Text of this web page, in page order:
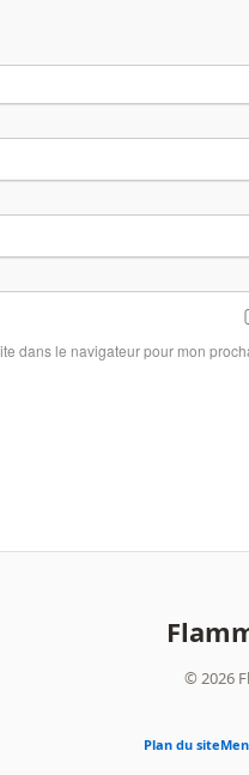
dans le navigateur pour mon
© 2026
Plan du site